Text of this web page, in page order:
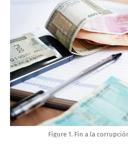
Figure 1. Fin a la